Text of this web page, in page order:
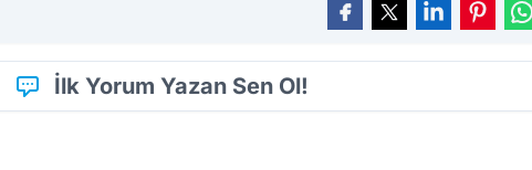
İlk Yorum Yazan Sen Ol!